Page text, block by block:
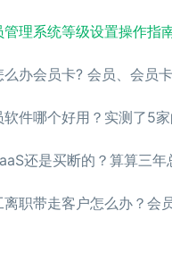
管理系统等级设置操作指
么办会员卡? 会员、会员
软件哪个好用？实测了5
还是买断的？算算三年
离职带走客户怎么办？会